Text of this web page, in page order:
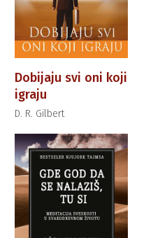
Dobijaju svi oni koji
igraju
D. R. Gilbert